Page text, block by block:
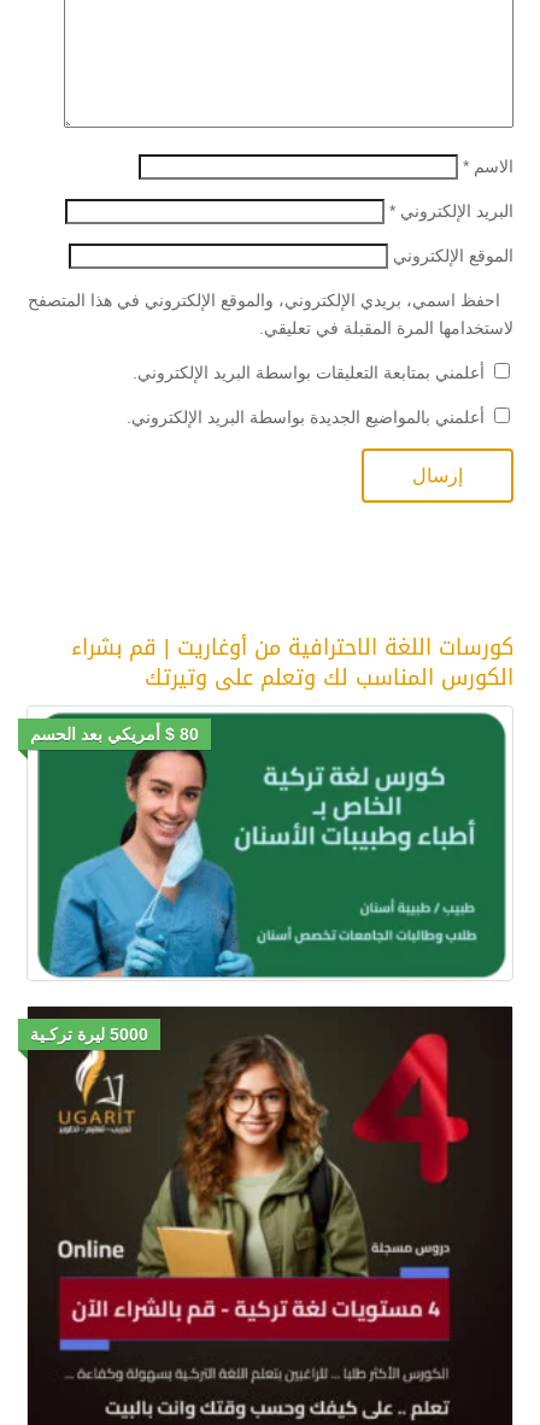
الاسم *
البريد الإلكتروني *
الموقع الإلكتروني
احفظ اسمي، بريدي الإلكتروني، والموقع الإلكتروني في هذا المتصفح
لاستخدامها المرة المقبلة في تعليقي.
أعلمني بمتابعة التعليقات بواسطة البريد الإلكتروني.
أعلمني بالمواضيع الجديدة بواسطة البريد الإلكتروني.
كورسات اللغة الاحترافية من أوغاريت | قم بشراء
الكورس المناسب لك وتعلم على وتيرتك
80 $ أمريكي بعد الحسم
5000 ليرة تركـية